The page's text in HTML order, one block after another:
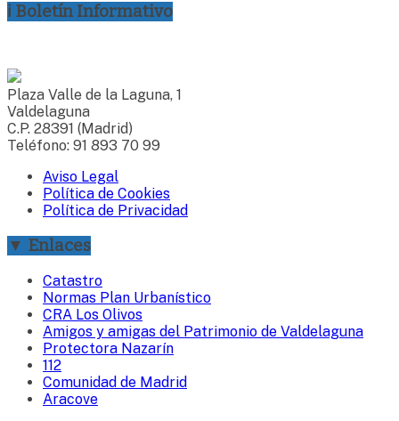
ℹ Boletín Informativo
Plaza Valle de la Laguna, 1
Valdelaguna
C.P. 28391 (Madrid)
Teléfono: 91 893 70 99
Aviso Legal
Política de Cookies
Política de Privacidad
▼ Enlaces
Catastro
Normas Plan Urbanístico
CRA Los Olivos
Amigos y amigas del Patrimonio de Valdelaguna
Protectora Nazarín
112
Comunidad de Madrid
Aracove